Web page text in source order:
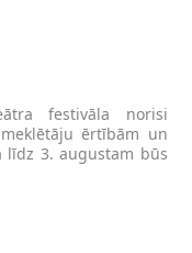
festivāla norisi
ērtībām un
līdz 3. augustam būs